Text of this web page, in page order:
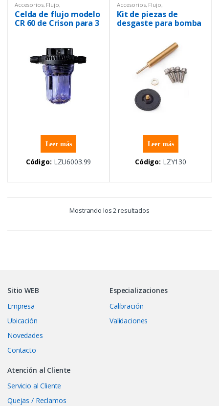
Accesorios, Flujo,
Instrumentación y Procesos
Celda de flujo modelo
CR 60 de Crison para 3
Leer más
Código: LZU6003.99
Accesorios, Flujo,
Instrumentación y Procesos
Kit de piezas de
desgaste para bomba
Leer más
Código: LZY130
Mostrando los 2 resultados
Sitio WEB
Empresa
Ubicación
Novedades
Contacto
Especializaciones
Calibración
Validaciones
Atención al Cliente
Servicio al Cliente
Quejas / Reclamos